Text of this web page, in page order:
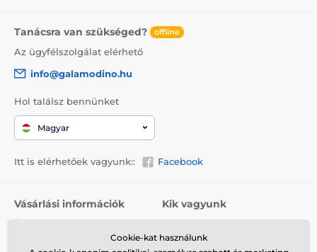
Tanácsra van szükséged? offline
Az ügyfélszolgálat elérhető
info@galamodino.hu
Hol találsz bennünket
Magyar
Itt is elérhetőek vagyunk:: Facebook
Vásárlási információk Kik vagyunk
Elérhetőségek
Cookie-kat használunk